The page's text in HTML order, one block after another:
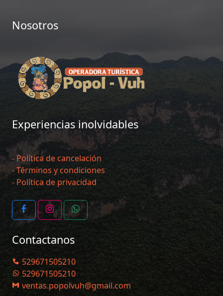
Nosotros
Experiencias inolvidables
- Política de cancelación
- Términos y condiciones
- Política de privacidad
Contactanos
529671505210
529671505210
ventas.popolvuh@gmail.com